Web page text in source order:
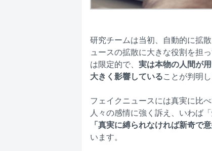
研究チームは当初、自動的に拡
ュースの拡散に大きな役割を担
は限定的で、 実は本物の人間が
大きく影響していることが判明し
フェイクニュースには真実に比
人々の感情に強く訴え、いわば
「真実に縛られなければ新奇で
います。